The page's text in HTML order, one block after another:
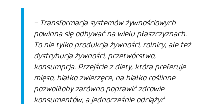
–Transformacja systemów żywnościowych
powinna się odbywać na wielu płaszczyznach.
To nie tylko produkcja żywności, rolnicy, ale też
dystrybucja żywności, przetwórstwo,
konsumpcja. Przejście z diety, która preferuje
mięso, białko zwierzęce, na białko roślinne
pozwoliłoby zarówno poprawić zdrowie
konsumentów, a jednocześnie odciążyć